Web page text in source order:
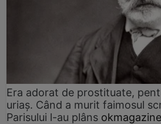
Era adorat de prostituate,
uriaș. Când a murit faimosul
Parisului l-au plâns